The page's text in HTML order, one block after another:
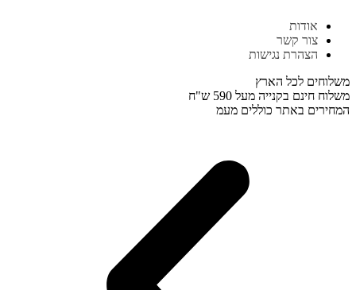
לתוכן
אודות
צור קשר
הצהרת נגישות
משלוחים לכל הארץ
משלוח חינם בקנייה מעל 590 ש"ח
המחירים באתר כוללים מעמ